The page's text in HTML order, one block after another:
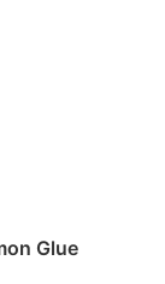
Glue